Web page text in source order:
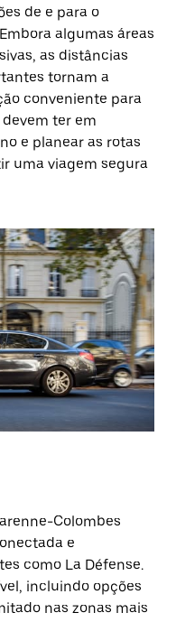
de e para o
algumas áreas
as distâncias
tornam a
conveniente para
ter em
e planear as rotas
uma viagem segura
Colombes
e
como La Défense.
incluindo opções
nas zonas mais